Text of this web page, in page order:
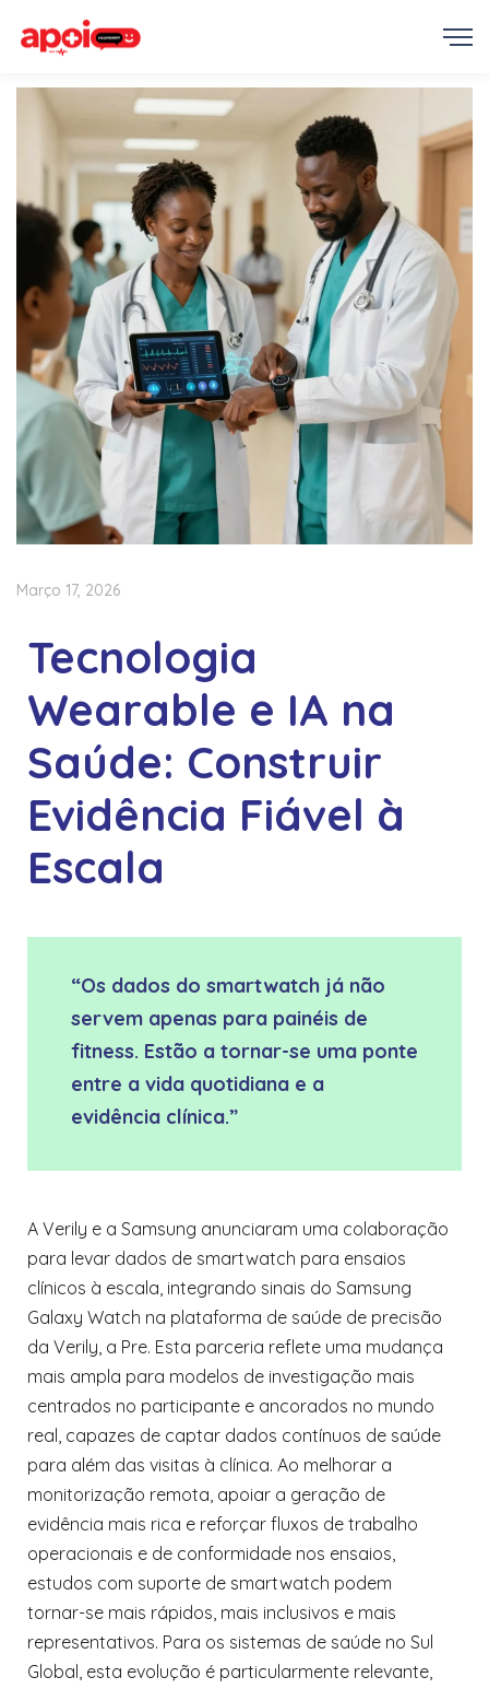
Março 17, 2026
Tecnologia
Wearable e IA na
Saúde: Construir
Evidência Fiável à
Escala
“Os dados do smartwatch já não
servem apenas para painéis de
fitness. Estão a tornar-se uma ponte
entre a vida quotidiana e a
evidência clínica.”
A Verily e a Samsung anunciaram uma colaboração
para levar dados de smartwatch para ensaios
clínicos à escala, integrando sinais do Samsung
Galaxy Watch na plataforma de saúde de precisão
da Verily, a Pre. Esta parceria reflete uma mudança
mais ampla para modelos de investigação mais
centrados no participante e ancorados no mundo
real, capazes de captar dados contínuos de saúde
para além das visitas à clínica. Ao melhorar a
monitorização remota, apoiar a geração de
evidência mais rica e reforçar fluxos de trabalho
operacionais e de conformidade nos ensaios,
estudos com suporte de smartwatch podem
tornar-se mais rápidos, mais inclusivos e mais
representativos. Para os sistemas de saúde no Sul
Global, esta evolução é particularmente relevante,